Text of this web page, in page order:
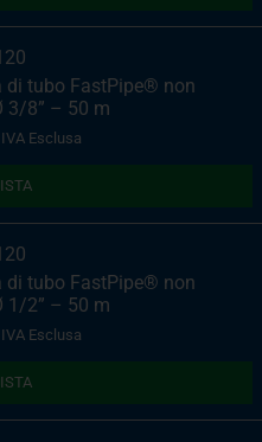
di tubo FastPipe® non
3/8” – 50 m
IVA Esclusa
di tubo FastPipe® non
1/2” – 50 m
IVA Esclusa